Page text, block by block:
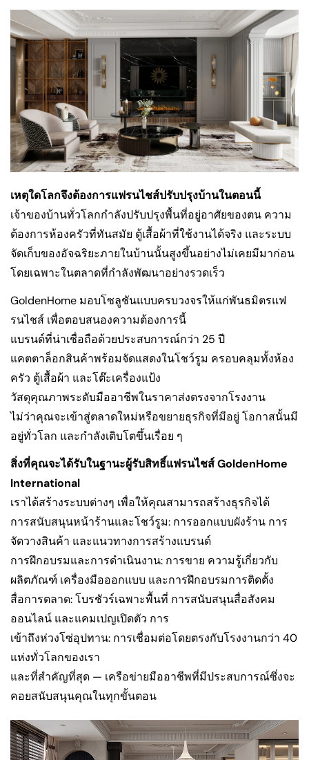
เหตุใดโลกจึงต้องการแฟรนไชส์ปรับปรุงบ้านในตอนนี้
เจ้าของบ้านทั่วโลกกำลังปรับปรุงพื้นที่อยู่อาศัยของตน ความ
ต้องการห้องครัวที่ทันสมัย ​​ตู้เสื้อผ้าที่ใช้งานได้จริง และระบบ
จัดเก็บของอัจฉริยะภายในบ้านนั้นสูงขึ้นอย่างไม่เคยมีมาก่อน
โดยเฉพาะในตลาดที่กำลังพัฒนาอย่างรวดเร็ว
GoldenHome มอบโซลูชันแบบครบวงจรให้แก่พันธมิตรแฟ
รนไชส์ ​​เพื่อตอบสนองความต้องการนี้
แบรนด์ที่น่าเชื่อถือด้วยประสบการณ์กว่า 25 ปี
แคตตาล็อกสินค้าพร้อมจัดแสดงในโชว์รูม ครอบคลุมทั้งห้อง
ครัว ตู้เสื้อผ้า และโต๊ะเครื่องแป้ง
วัสดุคุณภาพระดับมืออาชีพในราคาส่งตรงจากโรงงาน
ไม่ว่าคุณจะเข้าสู่ตลาดใหม่หรือขยายธุรกิจที่มีอยู่ โอกาสนั้นมี
อยู่ทั่วโลก และกำลังเติบโตขึ้นเรื่อย ๆ
สิ่งที่คุณจะได้รับในฐานะผู้รับสิทธิ์แฟรนไชส์ ​​GoldenHome
International
เราได้สร้างระบบต่างๆ เพื่อให้คุณสามารถสร้างธุรกิจได้
การสนับสนุนหน้าร้านและโชว์รูม: การออกแบบผังร้าน การ
จัดวางสินค้า และแนวทางการสร้างแบรนด์
การฝึกอบรมและการดำเนินงาน: การขาย ความรู้เกี่ยวกับ
ผลิตภัณฑ์ เครื่องมือออกแบบ และการฝึกอบรมการติดตั้ง
สื่อการตลาด: โบรชัวร์เฉพาะพื้นที่ การสนับสนุนสื่อสังคม
ออนไลน์ และแคมเปญเปิดตัว การ
เข้าถึงห่วงโซ่อุปทาน: การเชื่อมต่อโดยตรงกับโรงงานกว่า 40
แห่งทั่วโลกของเรา
และที่สำคัญที่สุด — เครือข่ายมืออาชีพที่มีประสบการณ์ซึ่งจะ
คอยสนับสนุนคุณในทุกขั้นตอน